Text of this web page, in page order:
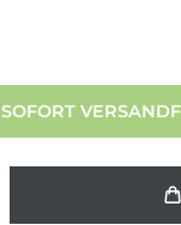
SOFORT